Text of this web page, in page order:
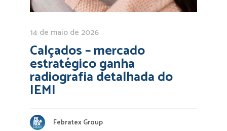
14 de maio de 2026
Calçados – mercado
estratégico ganha
radiografia detalhada do
IEMI
Febratex Group